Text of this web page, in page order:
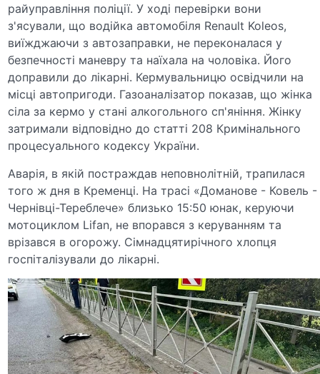
райуправління поліції. У ході перевірки вони
з'ясували, що водійка автомобіля Renault Koleos,
виїжджаючи з автозаправки, не переконалася у
безпечності маневру та наїхала на чоловіка. Його
доправили до лікарні. Кермувальницю освідчили на
місці автопригоди. Газоаналізатор показав, що жінка
сіла за кермо у стані алкогольного сп'яніння. Жінку
затримали відповідно до статті 208 Кримінального
процесуального кодексу України.
Аварія, в якій постраждав неповнолітній, трапилася
того ж дня в Кременці. На трасі «Доманове - Ковель -
Чернівці-Тереблече» близько 15:50 юнак, керуючи
мотоциклом Lifan, не впорався з керуванням та
врізався в огорожу. Сімнадцятирічного хлопця
госпіталізували до лікарні.